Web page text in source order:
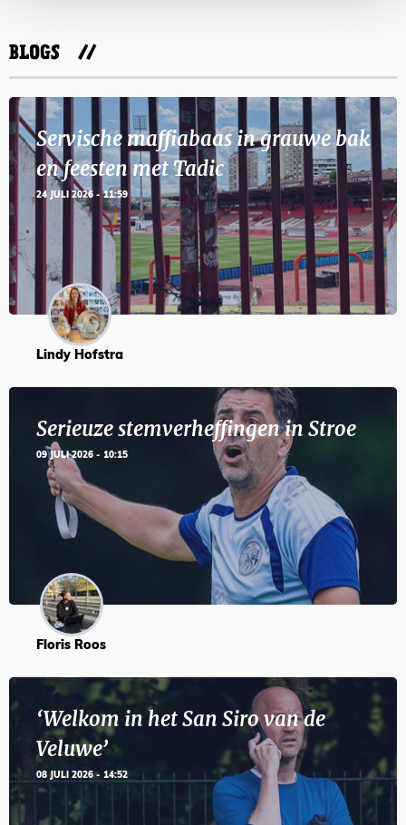
BLOGS
Servische maffiabaas in grauwe bak
en feesten met Tadic
24 JULI 2026 - 11:59
Lindy Hofstra
Serieuze stemverheffingen in Stroe
09 JULI 2026 - 10:15
Floris Roos
‘Welkom in het San Siro van de
Veluwe’
08 JULI 2026 - 14:52